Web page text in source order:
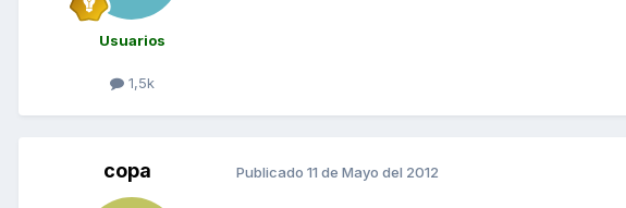
Usuarios
1,5k
copa Publicado 11 de Mayo del 2012